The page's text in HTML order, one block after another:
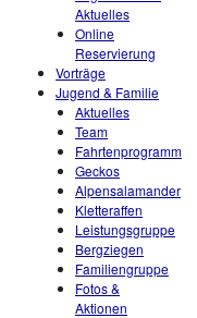
Aktuelles
Online
Reservierung
Vorträge
Jugend & Familie
Aktuelles
Team
Fahrtenprogramm
Geckos
Alpensalamander
Kletteraffen
Leistungsgruppe
Bergziegen
Familiengruppe
Fotos &
Aktionen